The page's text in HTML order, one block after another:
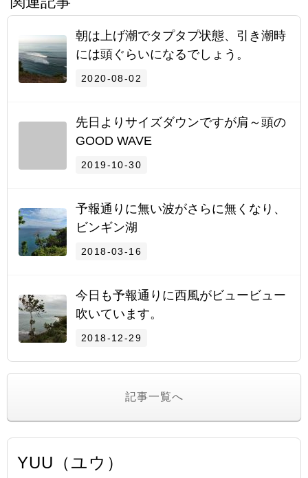
朝は上げ潮でタプタプ状態、引き潮時
には頭ぐらいになるでしょう。
2020-08-02
先日よりサイズダウンですが肩～頭の
GOOD WAVE
2019-10-30
予報通りに無い波がさらに無くなり、
ビンギン湖
2018-03-16
今日も予報通りに西風がビュービュー
吹いています。
2018-12-29
記事一覧へ
YUU（ユウ）